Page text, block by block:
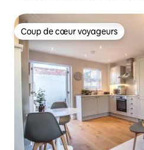
Coup de cœur voyageurs
Coup de cœur voyageurs